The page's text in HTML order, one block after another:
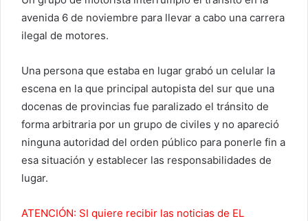
avenida 6 de noviembre para llevar a cabo una carrera
ilegal de motores.
Una persona que estaba en lugar grabó un celular la
escena en la que principal autopista del sur que una
docenas de provincias fue paralizado el tránsito de
forma arbitraria por un grupo de civiles y no apareció
ninguna autoridad del orden público para ponerle fin a
esa situación y establecer las responsabilidades de
lugar.
ATENCIÓN: SI quiere recibir las noticias de EL